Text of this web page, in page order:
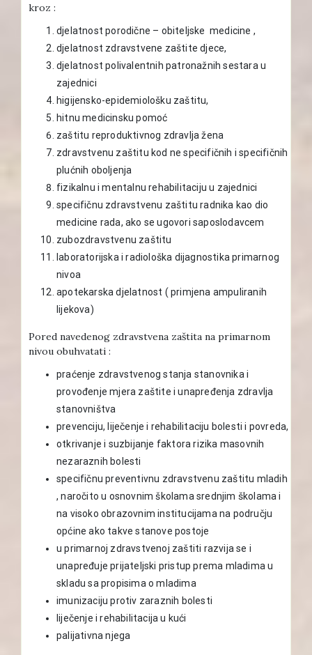
kroz :
djelatnost porodične – obiteljske medicine ,
djelatnost zdravstvene zaštite djece,
djelatnost polivalentnih patronažnih sestara u
zajednici
higijensko-epidemiološku zaštitu,
hitnu medicinsku pomoć
zaštitu reproduktivnog zdravlja žena
zdravstvenu zaštitu kod ne specifičnih i specifičnih
plućnih oboljenja
fizikalnu i mentalnu rehabilitaciju u zajednici
specifičnu zdravstvenu zaštitu radnika kao dio
medicine rada, ako se ugovori saposlodavcem
zubozdravstvenu zaštitu
laboratorijska i radiološka dijagnostika primarnog
nivoa
apotekarska djelatnost ( primjena ampuliranih
lijekova)
Pored navedenog zdravstvena zaštita na primarnom
nivou obuhvatati :
praćenje zdravstvenog stanja stanovnika i
provođenje mjera zaštite i unapređenja zdravlja
stanovništva
prevenciju, liječenje i rehabilitaciju bolesti i povreda,
otkrivanje i suzbijanje faktora rizika masovnih
nezaraznih bolesti
specifičnu preventivnu zdravstvenu zaštitu mladih
, naročito u osnovnim školama srednjim školama i
na visoko obrazovnim institucijama na području
općine ako takve stanove postoje
u primarnoj zdravstvenoj zaštiti razvija se i
unapređuje prijateljski pristup prema mladima u
skladu sa propisima o mladima
imunizaciju protiv zaraznih bolesti
liječenje i rehabilitacija u kući
palijativna njega